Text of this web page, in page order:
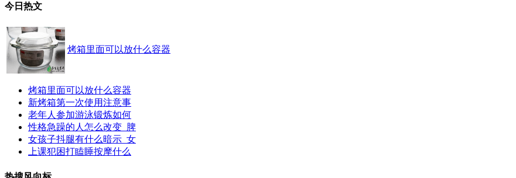
今日热文
烤箱里面可以放什么容器
烤箱里面可以放什么容器
新烤箱第一次使用注意事
老年人参加游泳锻炼如何
性格急躁的人怎么改变_脾
女孩子抖腿有什么暗示_女
上课犯困打瞌睡按摩什么